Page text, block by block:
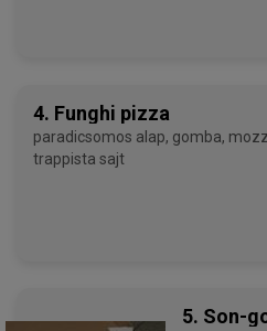
4. Funghi pizza
paradicsomos alap, gomba, mozzarella sajt,
trappista sajt
5. Son-